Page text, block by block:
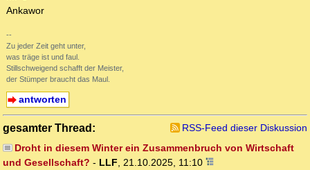
Ankawor
--
Zu jeder Zeit geht unter,
was träge ist und faul.
Stillschweigend schafft der Meister,
der Stümper braucht das Maul.
antworten
gesamter Thread:
RSS-Feed dieser Diskussion
Droht in diesem Winter ein Zusammenbruch von Wirtschaft
und Gesellschaft? - LLF, 21.10.2025, 11:10